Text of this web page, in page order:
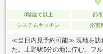
3階建て以上 都
システムキッチン
浴室
≪当日内見予約可能≫ 現地を訪
た。上野駅5分の地に佇む、フ